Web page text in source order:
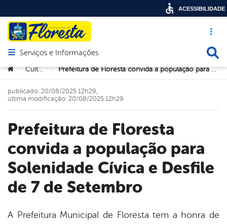
Acesso
Abrir menu principal de navegação
Serviços e Informações
Você está aqui:
> Cultura > Prefeitura de Floresta convida a população para Solenidade Cívica e Desfile de 7 de Setembro
Prefeitura de Floresta
convida a população para
Solenidade Cívica e Desfile
de 7 de Setembro
publicado: 20/08/2025 12h29,
última modificação: 20/08/2025 12h29
A Prefeitura Municipal de Floresta tem a honra de
ACESSIBILIDADE